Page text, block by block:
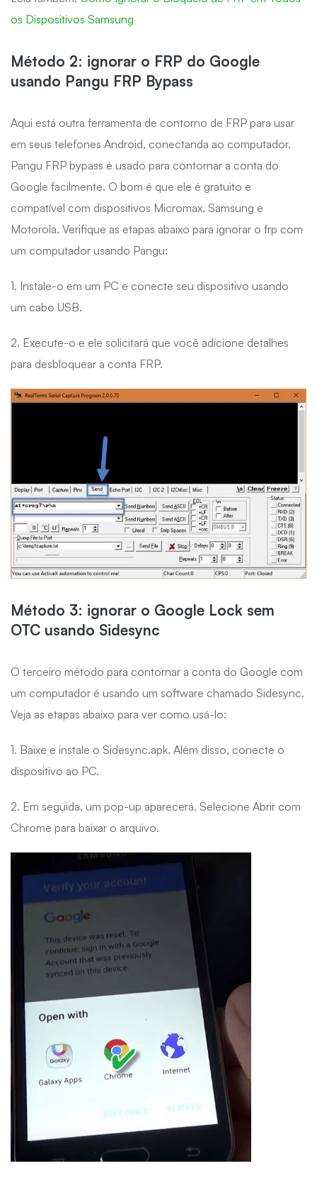
os Dispositivos Samsung
Método 2: ignorar o FRP do Google
usando Pangu FRP Bypass
Aqui está outra ferramenta de contorno de FRP para usar
em seus telefones Android, conectanda ao computador.
Pangu FRP bypass é usado para contornar a conta do
Google facilmente. O bom é que ele é gratuito e
compatível com dispositivos Micromax, Samsung e
Motorola. Verifique as etapas abaixo para ignorar o frp com
um computador usando Pangu:
1. Instale-o em um PC e conecte seu dispositivo usando
um cabo USB.
2. Execute-o e ele solicitará que você adicione detalhes
para desbloquear a conta FRP.
Método 3: ignorar o Google Lock sem
OTC usando Sidesync
O terceiro método para contornar a conta do Google com
um computador é usando um software chamado Sidesync.
Veja as etapas abaixo para ver como usá-lo:
1. Baixe e instale o Sidesync.apk. Além disso, conecte o
dispositivo ao PC.
2. Em seguida, um pop-up aparecerá. Selecione Abrir com
Chrome para baixar o arquivo.